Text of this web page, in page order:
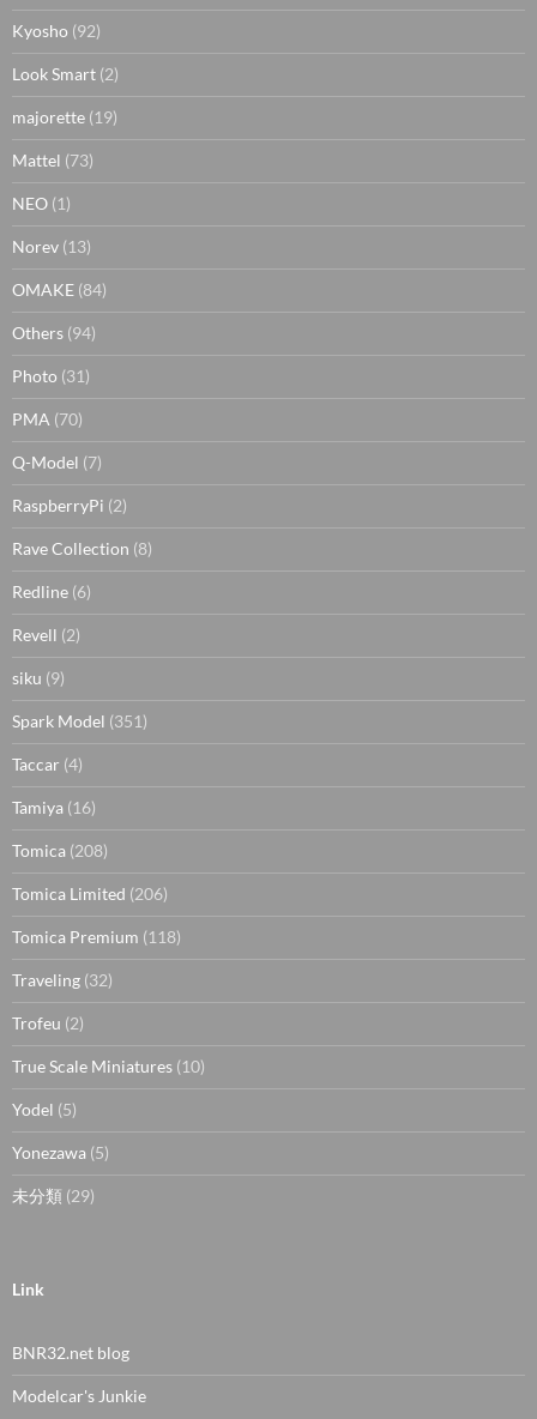
Kyosho (92)
Look Smart (2)
majorette (19)
Mattel (73)
NEO (1)
Norev (13)
OMAKE (84)
Others (94)
Photo (31)
PMA (70)
Q-Model (7)
RaspberryPi (2)
Rave Collection (8)
Redline (6)
Revell (2)
siku (9)
Spark Model (351)
Taccar (4)
Tamiya (16)
Tomica (208)
Tomica Limited (206)
Tomica Premium (118)
Traveling (32)
Trofeu (2)
True Scale Miniatures (10)
Yodel (5)
Yonezawa (5)
未分類 (29)
Link
BNR32.net blog
Modelcar's Junkie